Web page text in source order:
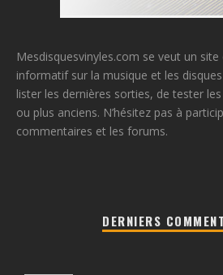
Mesdisquesvinyles.com se veut un
informatif sur la musique et les
lister les dernières sorties, de tester
ou plus anciens. N’hésitez pas à
commentaires et les forums.
DERNIERS